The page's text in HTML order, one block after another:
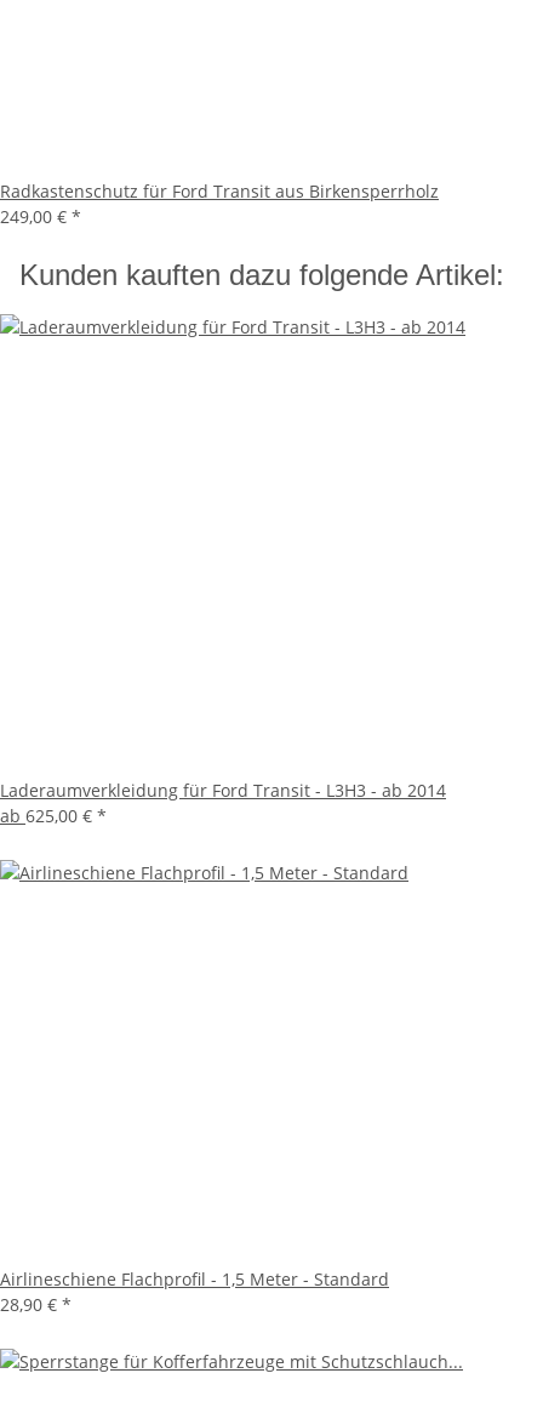
Radkastenschutz für Ford Transit aus Birkensperrholz
249,00 € *
Kunden kauften dazu folgende Artikel:
Laderaumverkleidung für Ford Transit - L3H3 - ab 2014
ab 625,00 € *
Airlineschiene Flachprofil - 1,5 Meter - Standard
28,90 € *